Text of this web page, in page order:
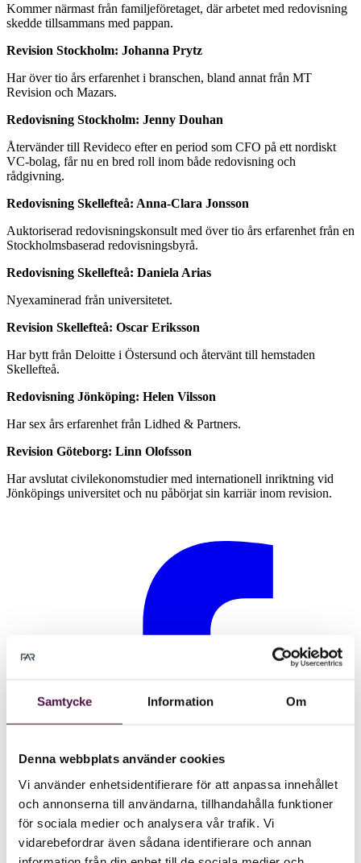
Samtycke Information Om
Denna webbplats använder cookies
Vi använder enhetsidentifierare för att anpassa innehållet
och annonserna till användarna, tillhandahålla funktioner
för sociala medier och analysera vår trafik. Vi
vidarebefordrar även sådana identifierare och annan
Kommer närmast från familjeföretaget, där arbetet med redovisning
skedde tillsammans med pappan.
Revision Stockholm: Johanna Prytz
Har över tio års erfarenhet i branschen, bland annat från MT
Revision och Mazars.
Redovisning Stockholm: Jenny Douhan
Återvänder till Revideco efter en period som CFO på ett nordiskt
VC-bolag, får nu en bred roll inom både redovisning och
rådgivning.
Redovisning Skellefteå: Anna-Clara Jonsson
Auktoriserad redovisningskonsult med över tio års erfarenhet från en
Stockholmsbaserad redovisningsbyrå.
Redovisning Skellefteå: Daniela Arias
Nyexaminerad från universitetet.
Revision Skellefteå: Oscar Eriksson
Har bytt från Deloitte i Östersund och återvänt till hemstaden
Skellefteå.
Redovisning Jönköping: Helen Vilsson
Har sex års erfarenhet från Lidhed & Partners.
Revision Göteborg: Linn Olofsson
Har avslutat civilekonomstudier med internationell inriktning vid
Jönköpings universitet och nu påbörjat sin karriär inom revision.